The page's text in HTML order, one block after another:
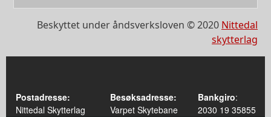
Beskyttet under åndsverksloven © 2020 Nittedal
skytterlag
Postadresse:
Nittedal Skytterlag
Besøksadresse:
Varpet Skytebane
Bankgiro:
2030 19 35855